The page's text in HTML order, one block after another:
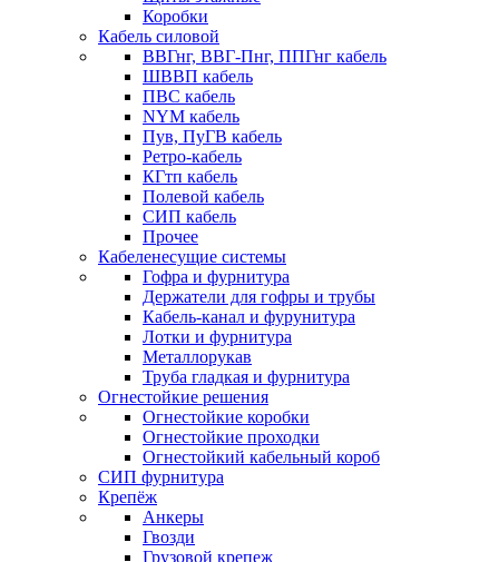
Коробки
Кабель силовой
ВВГнг, ВВГ-Пнг, ППГнг кабель
ШВВП кабель
ПВС кабель
NYM кабель
Пув, ПуГВ кабель
Ретро-кабель
КГтп кабель
Полевой кабель
СИП кабель
Прочее
Кабеленесущие системы
Гофра и фурнитура
Держатели для гофры и трубы
Кабель-канал и фурунитура
Лотки и фурнитура
Металлорукав
Труба гладкая и фурнитура
Огнестойкие решения
Огнестойкие коробки
Огнестойкие проходки
Огнестойкий кабельный короб
СИП фурнитура
Крепёж
Анкеры
Гвозди
Грузовой крепеж